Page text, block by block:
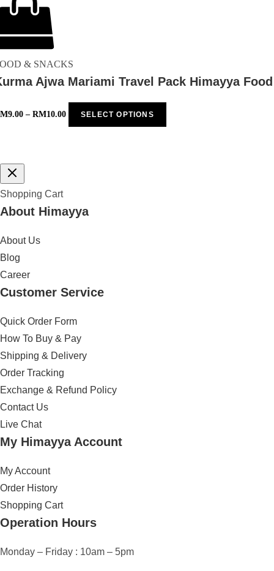
& SNACKS
Ajwa Mariami Travel Pack Himayya Food
9.00 – RM10.00 SELECT OPTIONS
Shopping Cart
About Himayya
About Us
Blog
Career
Customer Service
Quick Order Form
How To Buy & Pay
Shipping & Delivery
Order Tracking
Exchange & Refund Policy
Contact Us
Live Chat
My Himayya Account
My Account
Order History
Shopping Cart
Operation Hours
Monday – Friday : 10am – 5pm